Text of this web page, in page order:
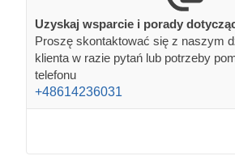
Uzyskaj wsparcie i porady
Proszę skontaktować się z naszym
klienta w razie pytań lub potrzeby
telefonu
+48614236031